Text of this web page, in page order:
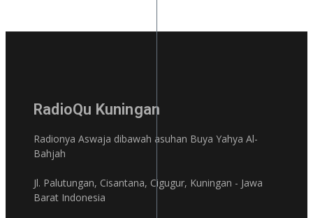
RadioQu Kuningan
Radionya Aswaja dibawah asuhan Buya Yahya Al-
Bahjah
Jl. Palutungan, Cisantana, Cigugur, Kuningan - Jawa
Barat Indonesia